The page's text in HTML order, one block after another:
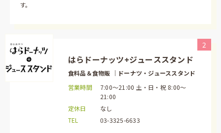
す。
2
はらドーナッツ+ジューススタンド
食料品＆食物販 ｜ドーナツ・ジューススタンド
営業時間
7:00～21:00 土・日・祝 8:00～
21:00
定休日
なし
TEL
03-3325-6633